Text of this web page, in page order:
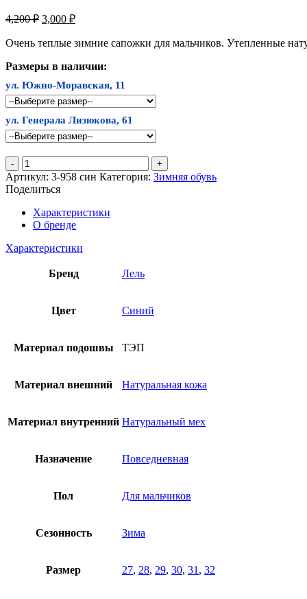
4,200₽ Первоначальная
составляла
3,000 ₽Текущая
3,000 ₽.
Очень теплые зимние сапожки для мальчиков. Утепленные
Размеры в наличии:
ул. Южно-Моравская, 11
ул. Генерала Лизюкова, 61
Количество
товара
Сапоги
ЛЕЛЬ
Артикул: 3-958 син Категория: Зимняя обувь
Поделиться
Характеристики
О бренде
Характеристики
Бренд Лель
Цвет Синий
Материал подошвы ТЭП
Материал внешний Натуральная кожа
Материал внутренний Натуральный мех
Назначение Повседневная
Пол Для мальчиков
Сезонность Зима
Размер 27, 28, 29, 30, 31 , 32